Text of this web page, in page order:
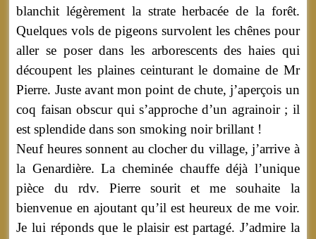
blanchit légèrement la strate herbacée de la forêt.
Quelques vols de pigeons survolent les chênes pour
aller se poser dans les arborescents des haies qui
découpent les plaines ceinturant le domaine de Mr
Pierre. Juste avant mon point de chute, j’aperçois un
coq faisan obscur qui s’approche d’un agrainoir ; il
est splendide dans son smoking noir brillant !
Neuf heures sonnent au clocher du village, j’arrive à
la Genardière. La cheminée chauffe déjà l’unique
pièce du rdv. Pierre sourit et me souhaite la
bienvenue en ajoutant qu’il est heureux de me voir.
Je lui réponds que le plaisir est partagé. J’admire la